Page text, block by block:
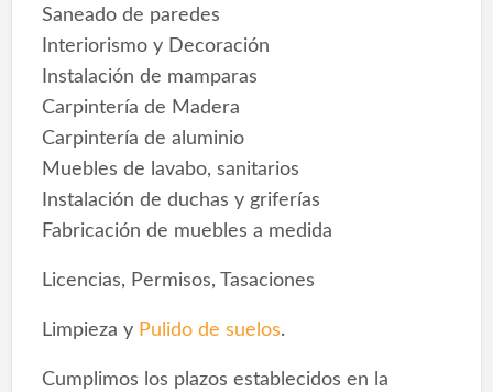
Saneado de paredes
Interiorismo y Decoración
Instalación de mamparas
Carpintería de Madera
Carpintería de aluminio
Muebles de lavabo, sanitarios
Instalación de duchas y griferías
Fabricación de muebles a medida
Licencias, Permisos, Tasaciones
Limpieza y Pulido de suelos.
Cumplimos los plazos establecidos en la